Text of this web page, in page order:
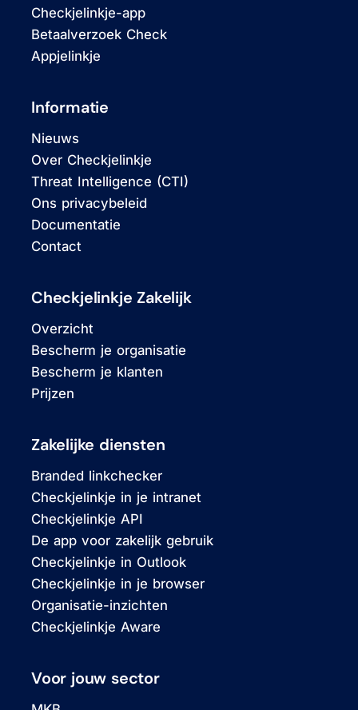
Checkjelinkje-app
Betaalverzoek Check
Appjelinkje
Informatie
Nieuws
Over Checkjelinkje
Threat Intelligence (CTI)
Ons privacybeleid
Documentatie
Contact
Checkjelinkje Zakelijk
Overzicht
Bescherm je organisatie
Bescherm je klanten
Prijzen
Zakelijke diensten
Branded linkchecker
Checkjelinkje in je intranet
Checkjelinkje API
De app voor zakelijk gebruik
Checkjelinkje in Outlook
Checkjelinkje in je browser
Organisatie-inzichten
Checkjelinkje Aware
Voor jouw sector